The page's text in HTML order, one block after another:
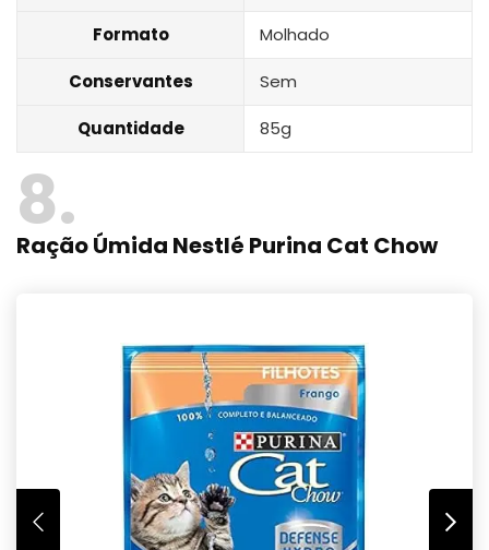
Formato Molhado
Conservantes Sem
Quantidade 85g
8
Ração Úmida Nestlé Purina Cat Chow